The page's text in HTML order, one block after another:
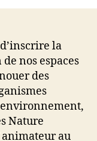
la
nos espaces
des
Nature
animateur au